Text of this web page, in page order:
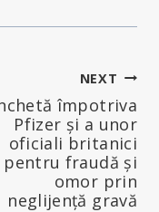
NEXT
împotriva
Pfizer și a unor
oficiali britanici
pentru fraudă și
omor prin
neglijență gravă